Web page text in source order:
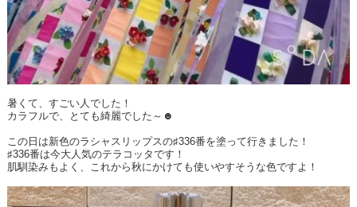
暑くて、すごい人でした！
カラフルで、とても綺麗でした～☻
この日は新色のラシャスリップスの♯336番を塗って行きました！
♯336番は今大人気のテラコッタです！
肌馴染みもよく、これから秋にかけても使いやすそうな色ですよ！